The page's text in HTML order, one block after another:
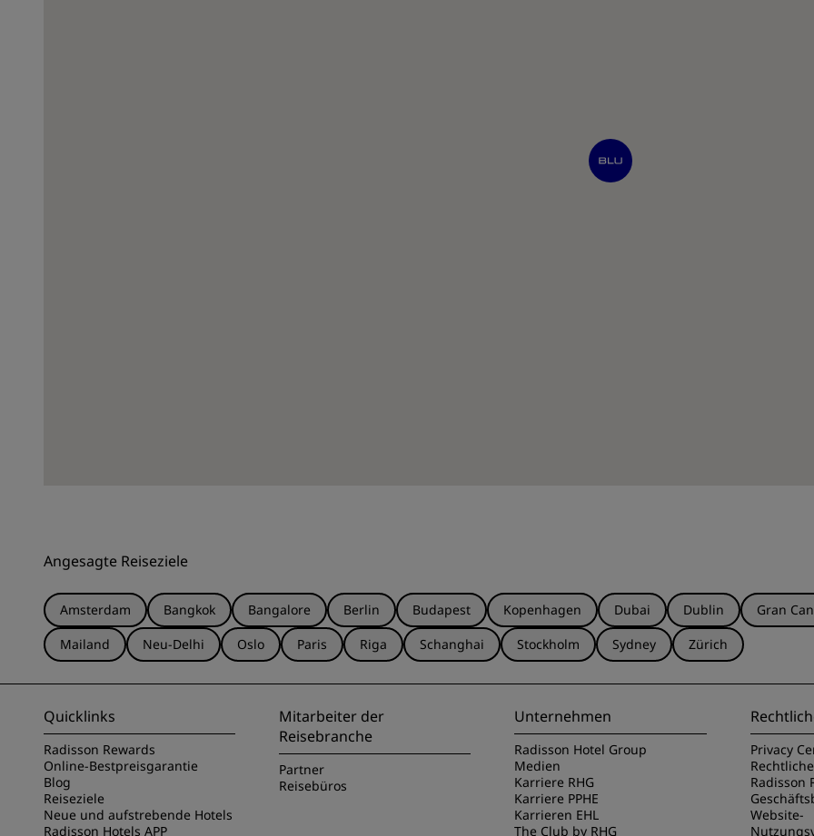
Angesagte Reiseziele
Amsterdam Bangkok Bangalore Berlin Budapest Kopenhagen Dubai Dublin
Gran
Mailand
Neu-Delhi Oslo Paris Riga Schanghai Stockholm Sydney Zürich
Quicklinks
Radisson Rewards
Online-Bestpreisgarantie
Blog
Reiseziele
Neue und aufstrebende Hotels
Radisson Hotels APP
Mitarbeiter der
Reisebranche
Partner
Reisebüros
Unternehmen
Radisson Hotel Group
Medien
Karriere RHG
Karriere PPHE
Karrieren EHL
The Club by RHG
Privacy
Radisson
Website-